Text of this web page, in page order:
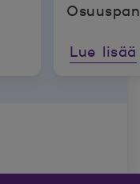
Lue lisää